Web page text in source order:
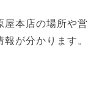
屋本店の場所や営
が分かります。